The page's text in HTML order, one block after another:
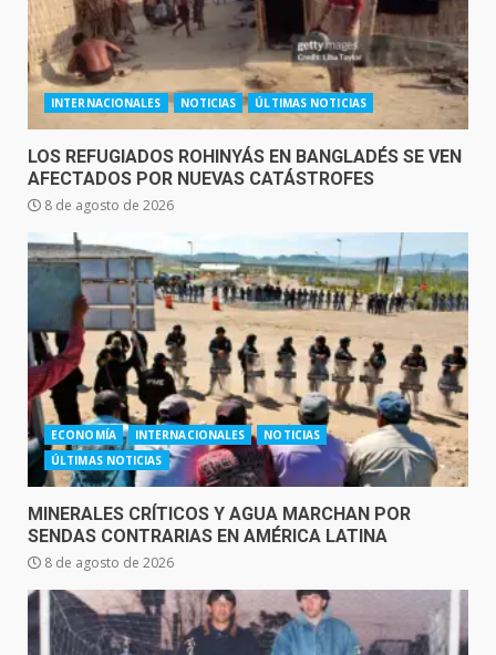
INTERNACIONALES NOTICIAS ÚLTIMAS NOTICIAS
LOS REFUGIADOS ROHINYÁS EN BANGLADÉS SE VEN
AFECTADOS POR NUEVAS CATÁSTROFES
8 de agosto de 2026
ECONOMÍA INTERNACIONALES
NOTICIAS
ÚLTIMAS NOTICIAS
MINERALES CRÍTICOS Y AGUA MARCHAN POR
SENDAS CONTRARIAS EN AMÉRICA LATINA
8 de agosto de 2026